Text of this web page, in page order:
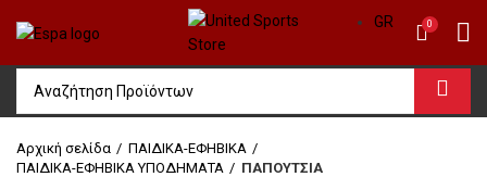
GR 0
Αρχική σελίδα
ΠΑΙΔΙΚΑ-ΕΦΗΒΙΚΑ
ΠΑΙΔΙΚΑ-ΕΦΗΒΙΚΑ ΥΠΟΔΗΜΑΤΑ
ΠΑΠΟΥΤΣΙΑ